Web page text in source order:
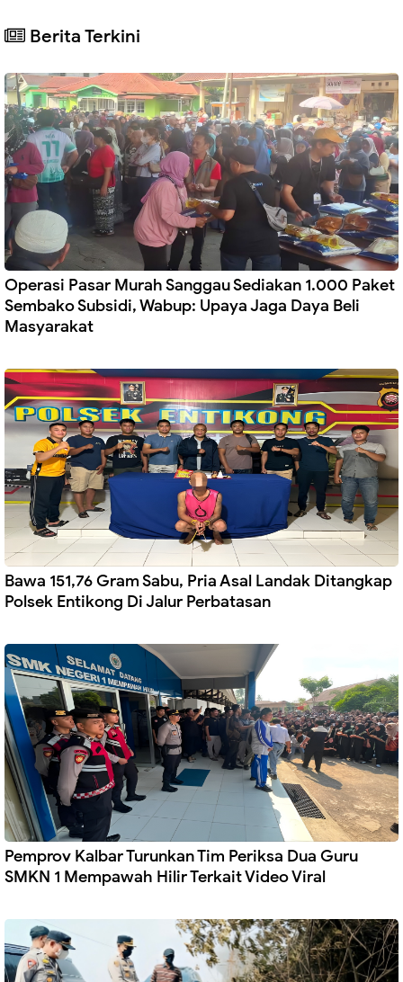
Berita Terkini
Operasi Pasar Murah Sanggau Sediakan 1.000 Paket
Sembako Subsidi, Wabup: Upaya Jaga Daya Beli
Masyarakat
Bawa 151,76 Gram Sabu, Pria Asal Landak Ditangkap
Polsek Entikong Di Jalur Perbatasan
Pemprov Kalbar Turunkan Tim Periksa Dua Guru
SMKN 1 Mempawah Hilir Terkait Video Viral